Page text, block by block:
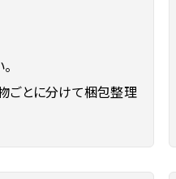
ごとに分けて梱包整理